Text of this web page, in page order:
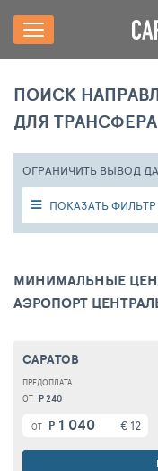
ПОИСК
ДЛЯ
ОГРАНИЧИТЬ ВЫВОД
ПОКАЗАТЬ ФИЛЬТР
МИНИМАЛЬНЫЕ
АЭРОПОРТ
САРАТОВ
ОТ Р 1 040 € 12
ОТ Р 240